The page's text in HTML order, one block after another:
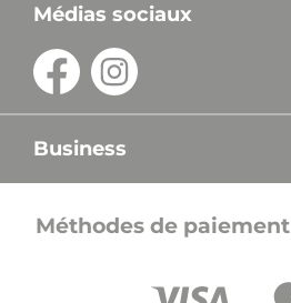
Médias sociaux
Business
Méthodes de paiement